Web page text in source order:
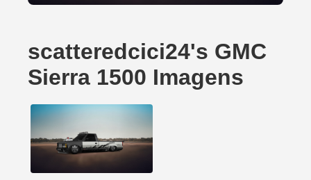
scatteredcici24's GMC
Sierra 1500 Imagens